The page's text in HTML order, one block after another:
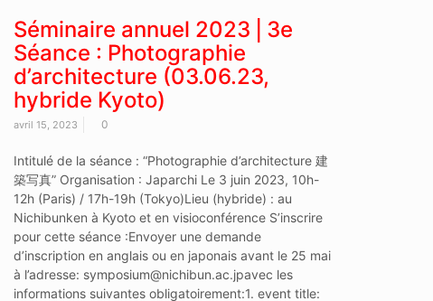
Séminaire annuel 2023 ⎜3e
Séance : Photographie
d’architecture (03.06.23,
hybride Kyoto)
avril 15, 2023 0
Intitulé de la séance : “Photographie d’architecture 建
築写真” Organisation : Japarchi Le 3 juin 2023, 10h-
12h (Paris) / 17h-19h (Tokyo)Lieu (hybride) : au
Nichibunken à Kyoto et en visioconférence S’inscrire
pour cette séance :Envoyer une demande
d’inscription en anglais ou en japonais avant le 25 mai
à l’adresse: symposium@nichibun.ac.jpavec les
informations suivantes obligatoirement:1. event title: